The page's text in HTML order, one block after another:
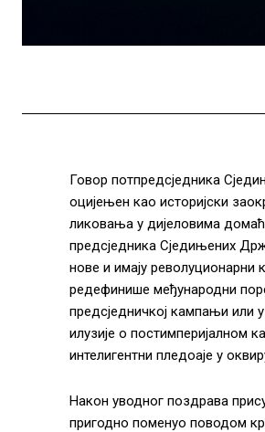
Говор потпредсједника
оцијењен као историјски
ликовања у дијеловима
предсједника Сједињених
нове и имају револуционарни
редефинише међународни
предсједничкој кампањи или
илузије о постимперијалном
интелигентни пледоаје у
Након уводног поздрава
пригодно поменуо поводом